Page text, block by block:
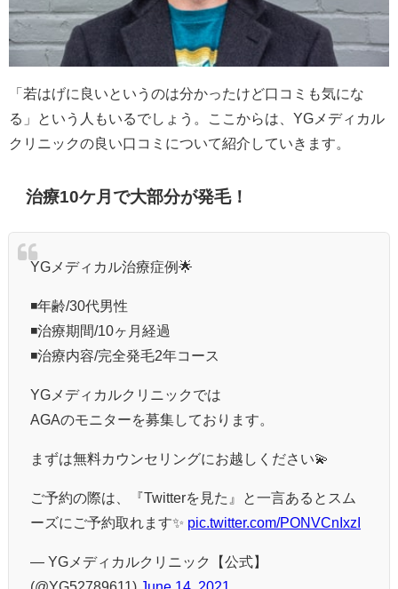
「若はげに良いというのは分かったけど口コミも気にな
る」という人もいるでしょう。ここからは、YGメディカル
クリニックの良い口コミについて紹介していきます。
治療10ケ月で大部分が発毛！
YGメディカル治療症例🌟
◾️年齢/30代男性
◾️治療期間/10ヶ月経過
◾️治療内容/完全発毛2年コース
YGメディカルクリニックでは
AGAのモニターを募集しております。
まずは無料カウンセリングにお越しください💫
ご予約の際は、『Twitterを見た』と一言あるとスム
ーズにご予約取れます✨ pic.twitter.com/PONVCnIxzI
— YGメディカルクリニック【公式】